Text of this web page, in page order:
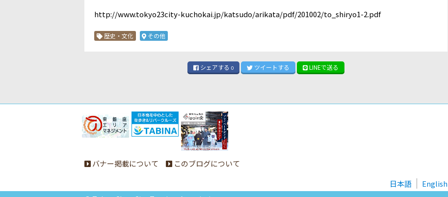
http://www.tokyo23city-kuchokai.jp/katsudo/arikata/pdf/201002/to_shiryo1-2.pdf
歴史・文化 その他
シェアする 0 ツイートする LINEで送る
バナー掲載について
このブログについて
日本語
English